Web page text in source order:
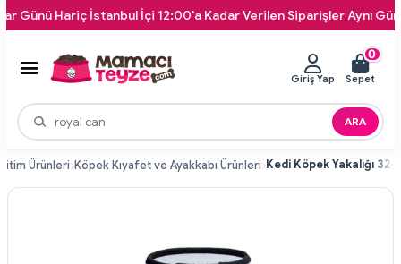
Hariç İstanbul İçi 12:00'a Kadar Verilen Siparişler Aynı Gün
ARA
Giriş Yap
0
Sepet
Ürünleri Köpek Kıyafet ve Ayakkabı Ürünleri Kedi Köpek Yakalığı 32-